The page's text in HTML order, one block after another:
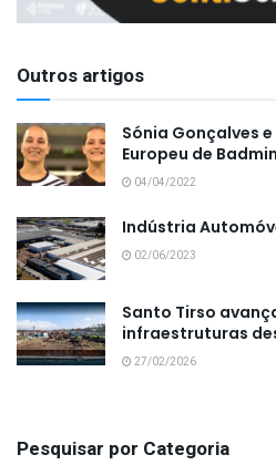
Outros artigos
Sónia Gonçalves
Europeu de
04/04/2022
Indústria
02/06/2023
Santo Tirso
infraestruturas
27/02/2026
Pesquisar por Categoria